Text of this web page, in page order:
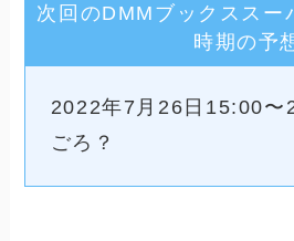
次回のDMMブックススー
時期の予
2022年7月26日15:00〜
ごろ？